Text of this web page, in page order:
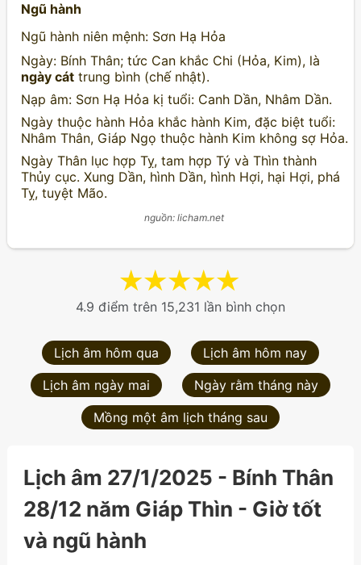
Ngũ hành
Ngũ hành niên mệnh: Sơn Hạ Hỏa
Ngày: Bính Thân; tức Can khắc Chi (Hỏa, Kim), là
ngày cáttrung bình (chế nhật).
Nạp âm: Sơn Hạ Hỏa kị tuổi: Canh Dần, Nhâm Dần.
Ngày thuộc hành Hỏa khắc hành Kim, đặc biệt tuổi:
Nhâm Thân, Giáp Ngọ thuộc hành Kim không sợ Hỏa.
Ngày Thân lục hợp Tỵ, tam hợp Tý và Thìn thành
Thủy cục. Xung Dần, hình Dần, hình Hợi, hại Hợi, phá
Tỵ, tuyệt Mão.
nguồn: licham.net
★
★
★
★
★
4.9 điểm trên 15,231 lần bình chọn
Lịch âm hôm qua
Lịch âm hôm nay
Lịch âm ngày mai
Ngày rằm tháng này
Mồng một âm lịch tháng sau
Lịch âm 27/1/2025 - Bính Thân
28/12 năm Giáp Thìn - Giờ tốt
và ngũ hành